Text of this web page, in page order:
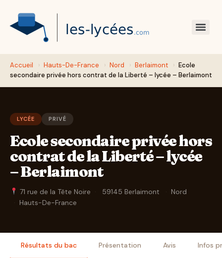
Accueil › Hauts-De-France › Nord › Berlaimont › Ecole
secondaire privée hors contrat de la Liberté – lycée – Berlaimont
LYCÉE PRIVÉ
Ecole secondaire privée hors
contrat de la Liberté – lycée
– Berlaimont
71 rue de la Tête Noire · 59145 Berlaimont · Nord
· Hauts-De-France
Résultats du bac Présentation Avis Infos